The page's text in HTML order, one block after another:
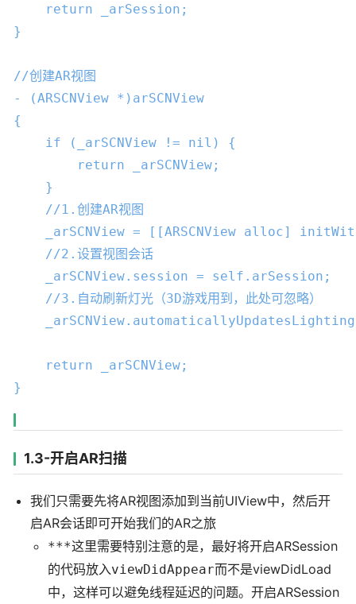
    return
_arSession ;
}
//创建AR视图
- (ARSCNView *)arSCNView
{
if ( _arSCNView != nil ) {
        return
_arSCNView;
    }
//1.创建AR视图
_arSCNView = [[ARSCNView alloc]
//2.设置视图会话
_arSCNView.session = self.arSession;
//3.自动刷新灯光（3D游戏用到，此处可忽略）
_arSCNView
    return
_arSCNView;
}
1.3-开启AR扫描
我们只需要先将AR视图添加到当前UIView中，然后开
启AR会话即可开始我们的AR之旅
***这里需要特别注意的是，最好将开启ARSession
的代码放入viewDidAppear而不是viewDidLoad
中，这样可以避免线程延迟的问题。开启ARSession